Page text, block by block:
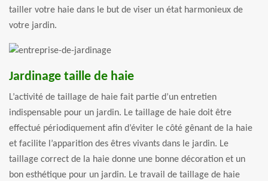
tailler votre haie dans le but de viser un état harmonieux de
votre jardin.
Jardinage taille de haie
L’activité de taillage de haie fait partie d’un entretien
indispensable pour un jardin. Le taillage de haie doit être
effectué périodiquement afin d’éviter le côté gênant de la haie
et facilite l’apparition des êtres vivants dans le jardin. Le
taillage correct de la haie donne une bonne décoration et un
bon esthétique pour un jardin. Le travail de taillage de haie